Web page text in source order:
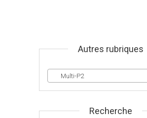
Autres rubriques
Multi-P2
Recherche